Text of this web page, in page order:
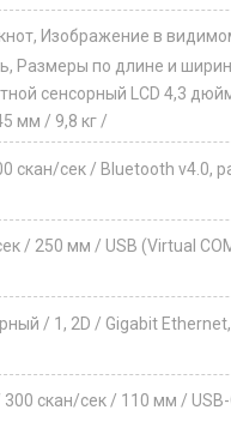
Изображение в
по длине и
сенсорный LCD 4,3
мм / 9,8 кг /
скан/сек / Bluetooth v4.0,
/ 250 мм / USB (Virtual
/ 1, 2D / Gigabit
300 скан/сек / 110 мм /